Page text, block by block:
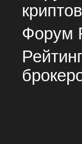
Форум